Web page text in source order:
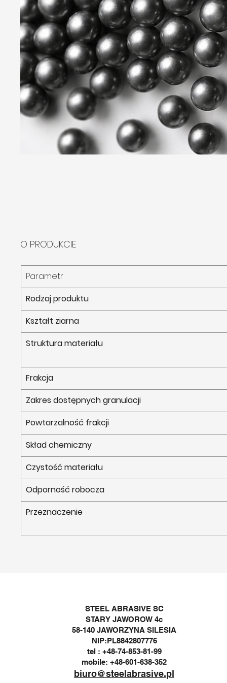
O PRODUKCIE
Parametr
Rodzaj produktu
Kształt ziarna
Struktura materiału
Frakcja
Zakres dostępnych granulacji
Powtarzalność frakcji
Skład chemiczny
Czystość materiału
Odporność robocza
Przeznaczenie
STEEL ABRASIVE SC
STARY JAWOROW 4c
58-140 JAWORZYNA SILESIA
NIP:PL8842807776
tel : +48-74-853-81-99
mobile: +48-601-638-352
biuro@steelabrasive.pl